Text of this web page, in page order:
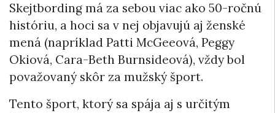
Skejtbording má za sebou viac ako 50-ročnú
históriu, a hoci sa v nej objavujú aj ženské
mená (napríklad Patti McGeeová, Peggy
Okiová, Cara-Beth Burnsideová), vždy bol
považovaný skôr za mužský šport.
Tento šport, ktorý sa spája aj s určitým